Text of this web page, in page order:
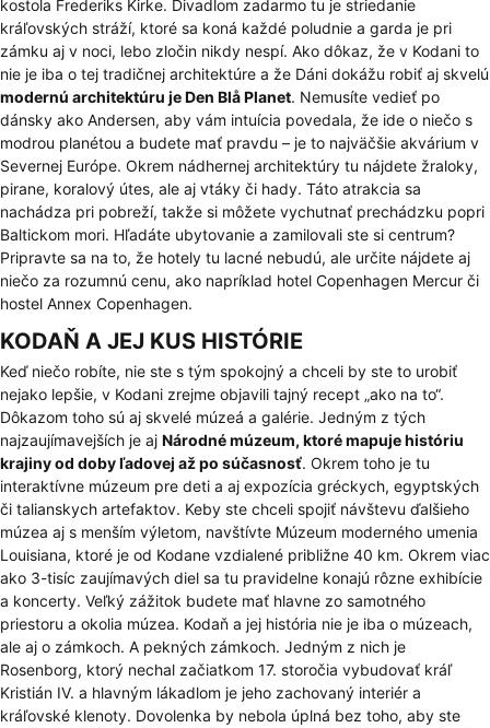
kostola Frederiks Kirke. Divadlom zadarmo tu je striedanie
kráľovských stráží, ktoré sa koná každé poludnie a garda je pri
zámku aj v noci, lebo zločin nikdy nespí. Ako dôkaz, že v Kodani to
nie je iba o tej tradičnej architektúre a že Dáni dokážu robiť aj skvelú
modernú architektúru je Den Blå Planet. Nemusíte vedieť po
dánsky ako Andersen, aby vám intuícia povedala, že ide o niečo s
modrou planétou a budete mať pravdu – je to najväčšie akvárium v
Severnej Európe. Okrem nádhernej architektúry tu nájdete žraloky,
pirane, koralový útes, ale aj vtáky či hady. Táto atrakcia sa
nachádza pri pobreží, takže si môžete vychutnať prechádzku popri
Baltickom mori. Hľadáte ubytovanie a zamilovali ste si centrum?
Pripravte sa na to, že hotely tu lacné nebudú, ale určite nájdete aj
niečo za rozumnú cenu, ako napríklad hotel Copenhagen Mercur či
hostel Annex Copenhagen.
KODAŇ A JEJ KUS HISTÓRIE
Keď niečo robíte, nie ste s tým spokojný a chceli by ste to urobiť
nejako lepšie, v Kodani zrejme objavili tajný recept „ako na to“.
Dôkazom toho sú aj skvelé múzeá a galérie. Jedným z tých
najzaujímavejších je aj Národné múzeum, ktoré mapuje históriu
krajiny od doby ľadovej až po súčasnosť. Okrem toho je tu
interaktívne múzeum pre deti a aj expozícia gréckych, egyptských
či talianskych artefaktov. Keby ste chceli spojiť návštevu ďalšieho
múzea aj s menším výletom, navštívte Múzeum moderného umenia
Louisiana, ktoré je od Kodane vzdialené približne 40 km. Okrem viac
ako 3-tisíc zaujímavých diel sa tu pravidelne konajú rôzne exhibície
a koncerty. Veľký zážitok budete mať hlavne zo samotného
priestoru a okolia múzea. Kodaň a jej história nie je iba o múzeach,
ale aj o zámkoch. A pekných zámkoch. Jedným z nich je
Rosenborg, ktorý nechal začiatkom 17. storočia vybudovať kráľ
Kristián IV. a hlavným lákadlom je jeho zachovaný interiér a
kráľovské klenoty. Dovolenka by nebola úplná bez toho, aby ste